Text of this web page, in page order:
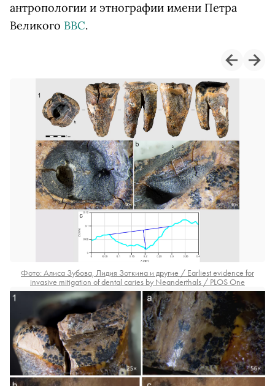
антропологии и этнографии имени Петра
Великого BBC.
Фото: Алиса Зубова, Лидия Зоткина и другие / Earliest evidence for
invasive mitigation of dental caries by Neanderthals / PLOS One